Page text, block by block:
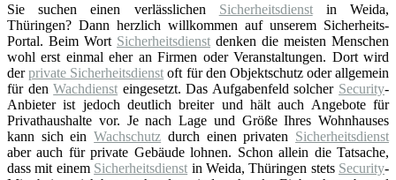
Sie suchen einen verlässlichen Sicherheitsdienstin Weida,
Thüringen? Dann herzlich willkommen auf unserem Sicherheits-
Portal. Beim Wort Sicherheitsdienst denken die meisten Menschen
wohl erst einmal eher an Firmen oder Veranstaltungen. Dort wird
derprivate Sicherheitsdienst oft für den Objektschutz oder allgemein
für denWachdienst eingesetzt. Das Aufgabenfeld solcher Security-
Anbieter ist jedoch deutlich breiter und hält auch Angebote für
Privathaushalte vor. Je nach Lage und Größe Ihres Wohnhauses
kann sich einWachschutz durch einen privaten Sicherheitsdienst
aber auch für private Gebäude lohnen. Schon allein die Tatsache,
dass mit einem Sicherheitsdienst in Weida, Thüringen stets Security-